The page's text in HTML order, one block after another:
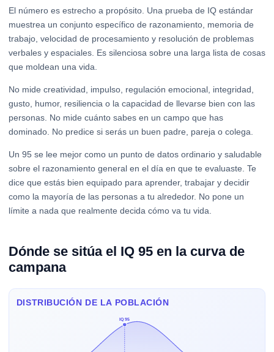
El número es estrecho a propósito. Una prueba de IQ estándar
muestrea un conjunto específico de razonamiento, memoria de
trabajo, velocidad de procesamiento y resolución de problemas
verbales y espaciales. Es silenciosa sobre una larga lista de cosas
que moldean una vida.
No mide creatividad, impulso, regulación emocional, integridad,
gusto, humor, resiliencia o la capacidad de llevarse bien con las
personas. No mide cuánto sabes en un campo que has
dominado. No predice si serás un buen padre, pareja o colega.
Un 95 se lee mejor como un punto de datos ordinario y saludable
sobre el razonamiento general en el día en que te evaluaste. Te
dice que estás bien equipado para aprender, trabajar y decidir
como la mayoría de las personas a tu alrededor. No pone un
límite a nada que realmente decida cómo va tu vida.
Dónde se sitúa el IQ 95 en la curva de
campana
DISTRIBUCIÓN DE LA POBLACIÓN
IQ 95